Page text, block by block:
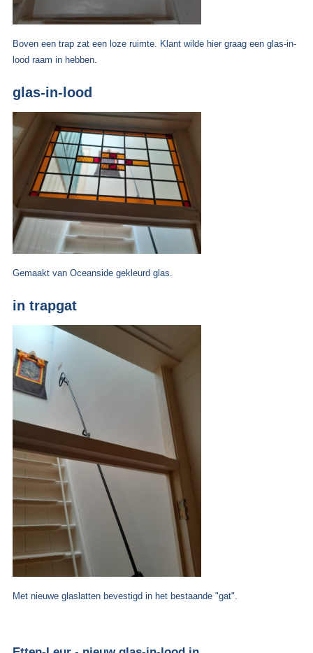
Boven een trap zat een loze ruimte. Klant wilde hier graag een glas-in-
lood raam in hebben.
glas-in-lood
Gemaakt van Oceanside gekleurd glas.
in trapgat
Met nieuwe glaslatten bevestigd in het bestaande "gat".